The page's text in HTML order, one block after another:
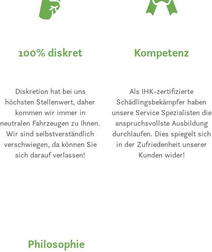
100% diskret
Diskretion hat bei uns
höchsten Stellenwert, daher
kommen wir immer in
neutralen Fahrzeugen zu Ihnen.
Wir sind selbstverständlich
verschwiegen, da können Sie
sich darauf verlassen!
Kompetenz
Als IHK-zertifizierte
Schädlingsbekämpfer haben
unsere Service Spezialisten die
anspruchsvollste Ausbildung
durchlaufen. Dies spiegelt sich
in der Zufriedenheit unserer
Kunden wider!
Philosophie